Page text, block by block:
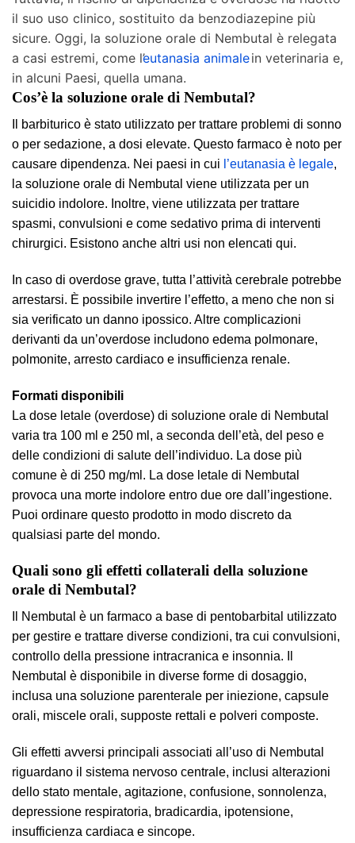
il suo uso clinico, sostituito da benzodiazepine più
sicure. Oggi, la soluzione orale di Nembutal è relegata
a casi estremi, come l’eutanasia animalein veterinaria e,
in alcuni Paesi, quella umana.
Cos’è la soluzione orale di Nembutal?
Il barbiturico è stato utilizzato per trattare problemi di sonno
o per sedazione, a dosi elevate. Questo farmaco è noto per
causare dipendenza. Nei paesi in cui l’eutanasia è legale,
la soluzione orale di Nembutal viene utilizzata per un
suicidio indolore. Inoltre, viene utilizzata per trattare
spasmi, convulsioni e come sedativo prima di interventi
chirurgici. Esistono anche altri usi non elencati qui.
In caso di overdose grave, tutta l’attività cerebrale potrebbe
arrestarsi. È possibile invertire l’effetto, a meno che non si
sia verificato un danno ipossico. Altre complicazioni
derivanti da un’overdose includono edema polmonare,
polmonite, arresto cardiaco e insufficienza renale.
Formati disponibili
La dose letale (overdose) di soluzione orale di Nembutal
varia tra 100 ml e 250 ml, a seconda dell’età, del peso e
delle condizioni di salute dell’individuo. La dose più
comune è di 250 mg/ml. La dose letale di Nembutal
provoca una morte indolore entro due ore dall’ingestione.
Puoi ordinare questo prodotto in modo discreto da
qualsiasi parte del mondo.
Quali sono gli effetti collaterali della soluzione
orale di Nembutal?
Il Nembutal è un farmaco a base di pentobarbital utilizzato
per gestire e trattare diverse condizioni, tra cui convulsioni,
controllo della pressione intracranica e insonnia. Il
Nembutal è disponibile in diverse forme di dosaggio,
inclusa una soluzione parenterale per iniezione, capsule
orali, miscele orali, supposte rettali e polveri composte.
Gli effetti avversi principali associati all’uso di Nembutal
riguardano il sistema nervoso centrale, inclusi alterazioni
dello stato mentale, agitazione, confusione, sonnolenza,
depressione respiratoria, bradicardia, ipotensione,
insufficienza cardiaca e sincope.